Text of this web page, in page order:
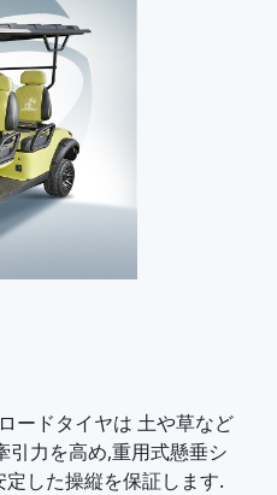
ードタイヤは 土や草など
引力を高め,重用式懸垂シ
した操縦を保証します.